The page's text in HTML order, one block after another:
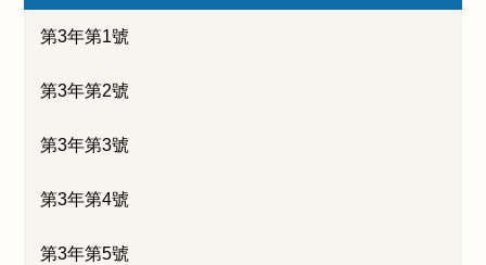
第3年第1號
第3年第2號
第3年第3號
第3年第4號
第3年第5號